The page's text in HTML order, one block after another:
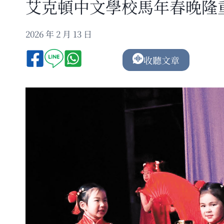
艾克頓中文學校馬年春晚隆
2026 年 2 月 13 日
收聽文章